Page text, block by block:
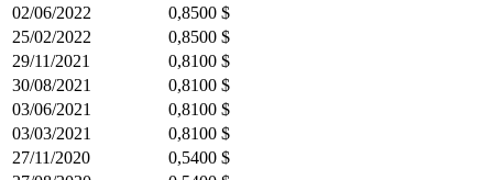
02/06/2022
0,8500 $
25/02/2022
0,8500 $
29/11/2021
0,8100 $
30/08/2021
0,8100 $
03/06/2021
0,8100 $
03/03/2021
0,8100 $
27/11/2020
0,5400 $